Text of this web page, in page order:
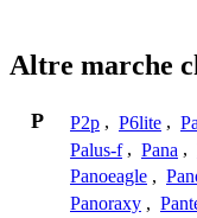
Altre marche
P P2p , P6lite ,
Palus-f , Pana ,
Panoeagle ,
Panoraxy ,